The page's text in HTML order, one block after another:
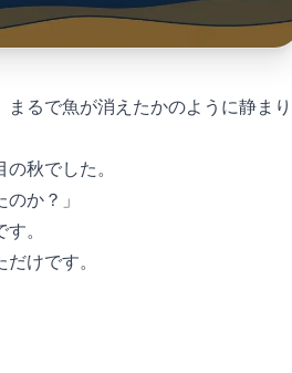
まるで魚が消えたかのように静まり
秋でした。
か？」
。
けです。